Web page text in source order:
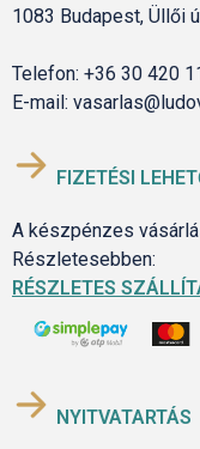
1083 Budapest, Üllői
Telefon: +36 30 420
E-mail:
FIZETÉSI
A készpénzes
Részletesebben:
RÉSZLETES
NYITVATARTÁS